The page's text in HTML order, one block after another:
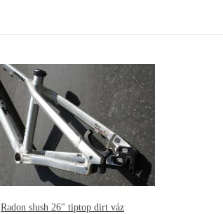
Radon slush 26" tiptop dirt váz